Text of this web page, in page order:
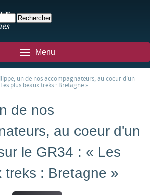
Menu
un de nos accompagnateurs, au coeur d'un
plus beaux treks : Bretagne »
de nos
au coeur d'un
le GR34 : « Les
treks : Bretagne »